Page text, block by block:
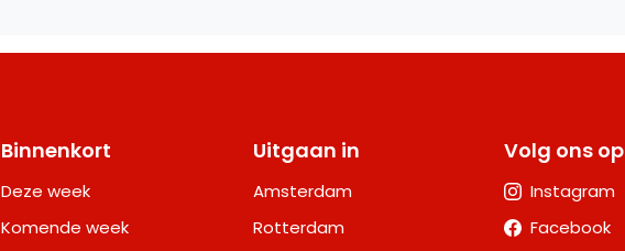
Binnenkort
Deze week
Komende week
Uitgaan in
Amsterdam
Rotterdam
Volg ons op
Instagram
Facebook